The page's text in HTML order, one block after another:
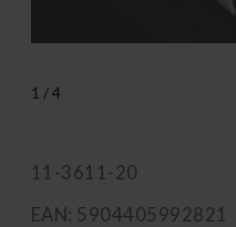
1 /4
11-3611-20
EAN: 5904405992821